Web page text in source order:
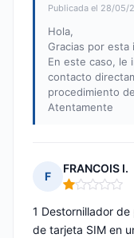
Publicada el 28/05/
Hola,
Gracias por esta
En este caso, le
contacto
procedimiento
Atentamente
F
FRANCOIS I.
Nota: 1 de 5
1 Destornillador
de tarjeta SIM en